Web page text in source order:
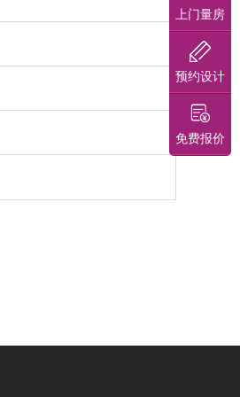
上门量房
预约设计
免费报价